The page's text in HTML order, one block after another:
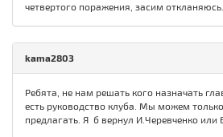
четвертого поражения, засим
kama2803
Ребята, не нам решать кого назначать
есть руководство клуба. Мы можем
предлагать. Я б вернул И.Черевченко или